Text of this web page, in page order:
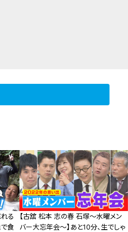
れる
食
【古舘 松本 志の春 石塚～水曜メン
バー大忘年会～】あと10分、生でしゃ